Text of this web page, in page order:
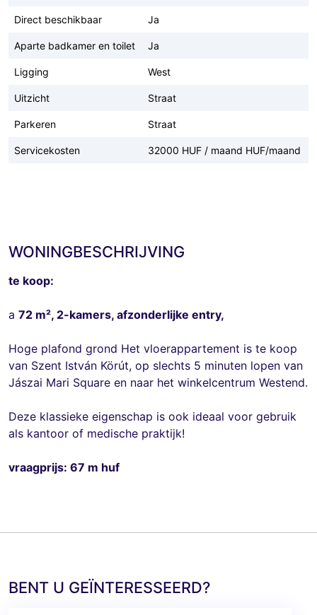
Direct beschikbaar Ja
Aparte badkamer en toilet Ja
Ligging West
Uitzicht Straat
Parkeren Straat
Servicekosten 32000 HUF / maand HUF/maand
WONINGBESCHRIJVING
te koop:
a 72 m², 2-kamers, afzonderlijke entry,
Hoge plafond grond Het vloerappartement is te koop
van Szent István Körút, op slechts 5 minuten lopen van
Jászai Mari Square en naar het winkelcentrum Westend.
Deze klassieke eigenschap is ook ideaal voor gebruik
als kantoor of medische praktijk!
vraagprijs: 67 m huf
BENT U GEÏNTERESSEERD?